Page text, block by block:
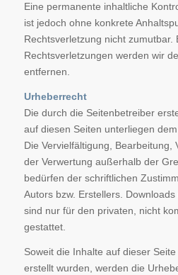
Eine permanente inhaltliche
ist jedoch ohne konkrete
Rechtsverletzung nicht zumutbar.
Rechtsverletzungen werden wir
entfernen.
Urheberrecht
Die durch die Seitenbetreiber
auf diesen Seiten unterliegen
Die Vervielfältigung, Bearbeitung,
der Verwertung außerhalb der
bedürfen der schriftlichen
Autors bzw. Erstellers.
sind nur für den privaten, nicht
gestattet.
Soweit die Inhalte auf dieser
erstellt wurden, werden die